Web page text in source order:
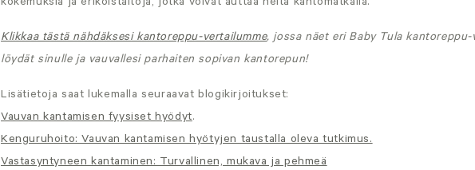
kokemuksia ja erikoistaitoja, jotka voivat auttaa heitä kantomatkalla.
Klikkaa tästä nähdäksesi kantoreppu-vertailumme, jossa näet eri Baby Tula
löydät sinulle ja vauvallesi parhaiten sopivan kantorepun!
Lisätietoja saat lukemalla seuraavat blogikirjoitukset:
Vauvan kantamisen fyysiset hyödyt.
Kenguruhoito: Vauvan kantamisen hyötyjen taustalla oleva tutkimus.
Vastasyntyneen kantaminen: Turvallinen, mukava ja pehmeä